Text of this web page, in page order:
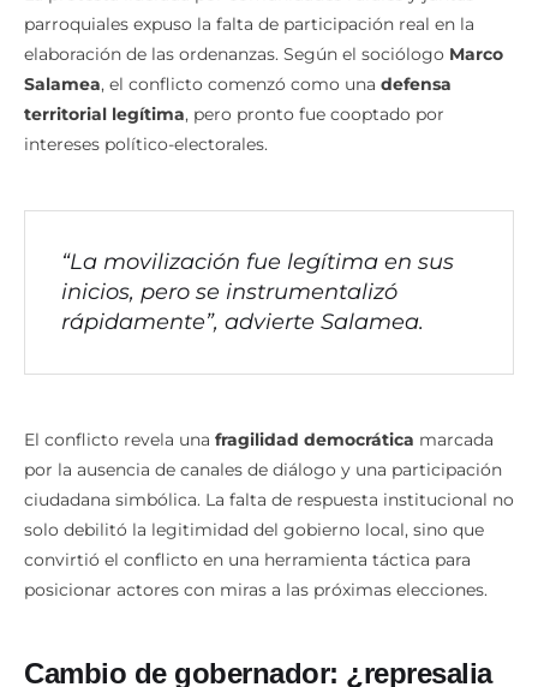
La protesta liderada por comunidades rurales y juntas
parroquiales expuso la falta de participación real en la
elaboración de las ordenanzas. Según el sociólogoMarco
Salamea, el conflicto comenzó como unadefensa
territorial legítima, pero pronto fue cooptado por
“La movilización fue legítima en sus
inicios, pero se instrumentalizó
El conflicto revela unafragilidad democráticamarcada
por la ausencia de canales de diálogo y una participación
ciudadana simbólica. La falta de respuesta institucional no
solo debilitó la legitimidad del gobierno local, sino que
convirtió el conflicto en una herramienta táctica para